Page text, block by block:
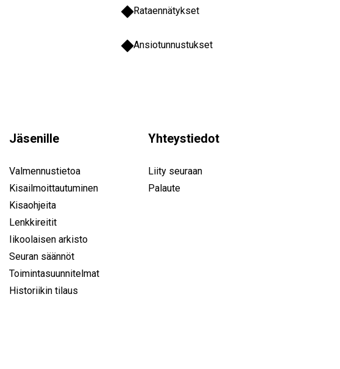
Rataennätykset
Ansiotunnustukset
Jäsenille
Valmennustietoa
Kisailmoittautuminen
Kisaohjeita
Lenkkireitit
Iikoolaisen arkisto
Seuran säännöt
Toimintasuunnitelmat
Historiikin tilaus
Yhteystiedot
Liity seuraan
Palaute